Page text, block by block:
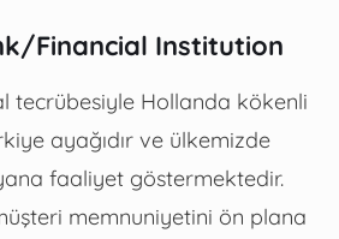
Financial Institution
tecrübesiyle Hollanda kökenli
ayağıdır ve ülkemizde
faaliyet göstermektedir.
memnuniyetini ön plana